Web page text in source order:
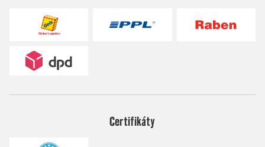
Certifikáty